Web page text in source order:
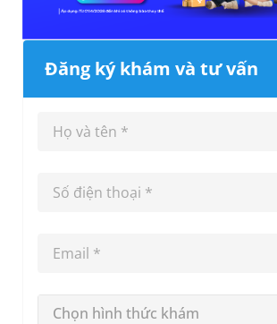
Đăng ký khám và tư vấn
Chọn hình thức khám